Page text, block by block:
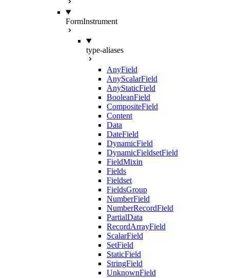
FormInstrument
type-aliases
AnyField
AnyScalarField
AnyStaticField
BooleanField
CompositeField
Content
Data
DateField
DynamicField
DynamicFieldsetField
FieldMixin
Fields
Fieldset
FieldsGroup
NumberField
NumberRecordField
PartialData
RecordArrayField
ScalarField
SetField
StaticField
StringField
UnknownField